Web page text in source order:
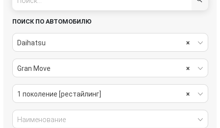
ПОИСК ПО АВТОМОБИЛЮ
×
Daihatsu
×
Gran Move
×
1 поколение [рестайлинг]
Наименование